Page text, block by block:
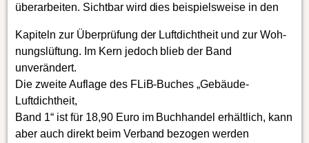
überarbeiten. Sichtbar wird dies beispielsweise in den
Kapiteln zur Überprüfung der Luftdichtheit und zur Woh-
nungslüftung. Im Kern jedoch blieb der Band
unverändert.
Die zweite Auflage des FLiB-Buches „Gebäude-
Luftdichtheit,
Band 1“ ist für 18,90 Euro im Buchhandel erhältlich, kann
aber auch direkt beim Verband bezogen werden